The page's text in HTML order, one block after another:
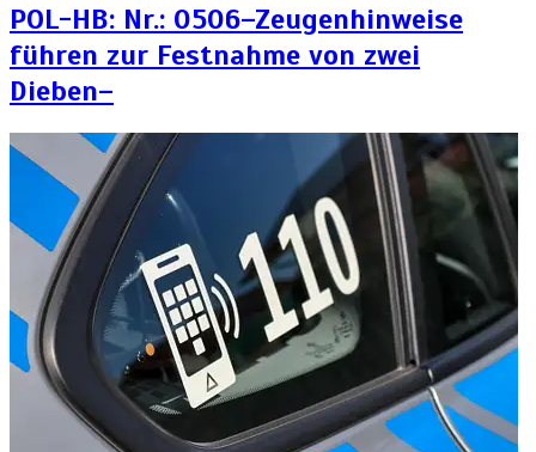
POL-HB: Nr.: 0506–Zeugenhinweise
führen zur Festnahme von zwei
Dieben–